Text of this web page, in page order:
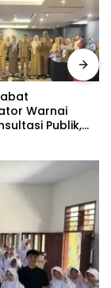
Warnai
Publik,